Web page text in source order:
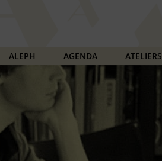
ALEPH AGENDA ATELIERS